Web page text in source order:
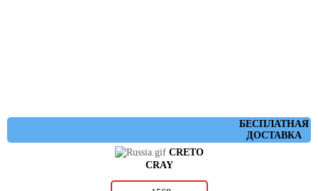
БЕСПЛАТНАЯ
ДОСТАВКА
CRETO
CRAY